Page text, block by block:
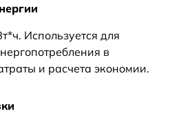
Используется для
в
и расчета экономии.